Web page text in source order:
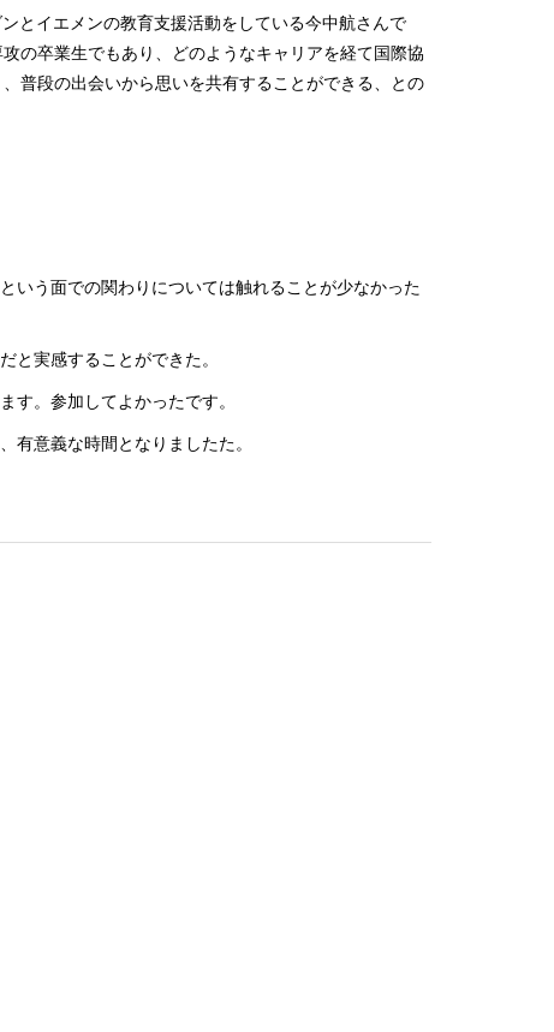
とイエメンの教育支援活動をしている今中航さんで
の卒業生でもあり、どのようなキャリアを経て国際協
普段の出会いから思いを共有することができる、との
いう面での関わりについては触れることが少なかった
実感することができた。
。参加してよかったです。
意義な時間となりましたた。